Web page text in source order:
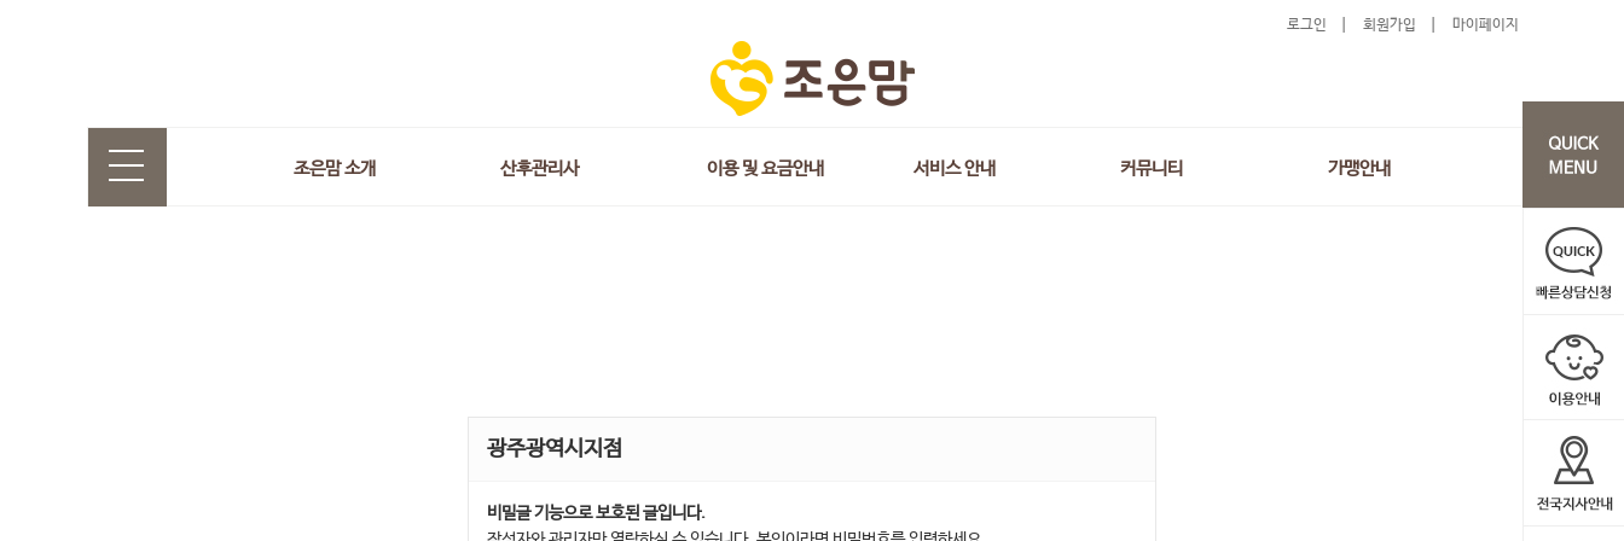
로그인 회원가입 마이페이지
조은맘 소개 산후관리사 이용 및 요금안내 서비스 안내 커뮤니티 가맹안내
광주광역시지점
비밀글 기능으로 보호된 글입니다.